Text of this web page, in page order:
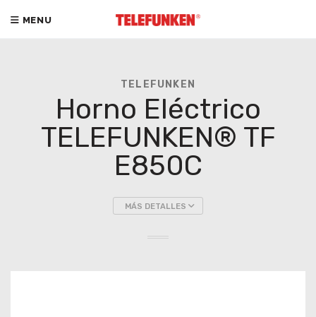
MENU
TELEFUNKEN
Horno Eléctrico
TELEFUNKEN® TF
E850C
MÁS DETALLES